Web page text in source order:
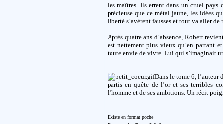
les maîtres. Ils errent dans un cruel pays
précieuse que ce métal jaune, les idées
liberté s’avèrent fausses et tout va aller de
Après quatre ans d’absence, Robert
est nettement plus vieux qu’en partant
toute envie de vivre. Lui qui s’imaginait
Dans le tome 6, l’auteur
partis en quête de l’or et ses terribles
l’homme et de ses ambitions. Un récit
Existe en format poche